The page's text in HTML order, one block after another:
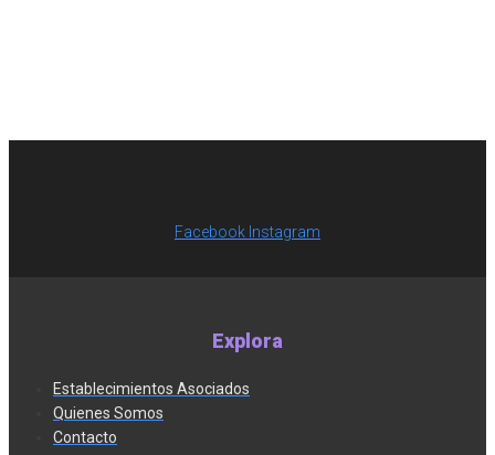
Facebook Instagram
Explora
Establecimientos Asociados
Quienes Somos
Contacto